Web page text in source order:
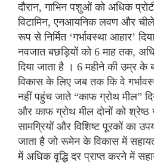
दौरान, गाभिन पशुओं को अधिक
विटामिन, एनआयनिक लवण और
रूप से निर्मित ‘गर्भावस्था आहार’
नवजात बछड़ियों को 6 माह तक,
दिया जाता है । 6 महीने की उम्र
विकास के लिए जब तक कि वे
नहीं पहुंच जाते “काफ ग्रोथ मील”
और काफ ग्रोथ मील दोनों को श्रेष्ठ
सामग्रियों और विशिष्ट पूरकों का
जाता है जो रूमेन के विकास में
में अधिक वृद्धि दर प्राप्त करने में